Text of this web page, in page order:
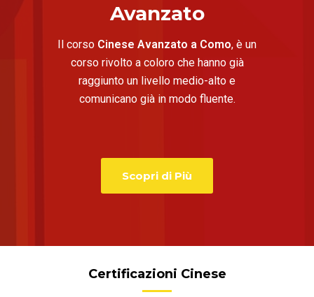
Avanzato
Il corso Cinese Avanzato a Como, è un
corso rivolto a coloro che hanno già
raggiunto un livello medio-alto e
comunicano già in modo fluente.
Scopri di Più
Certificazioni Cinese